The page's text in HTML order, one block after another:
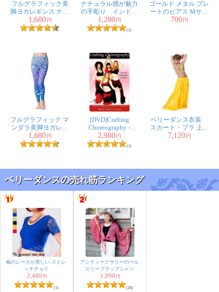
フルグラフィック美
脚ヨガレギンス ナチ
ュラル＆フラワー系 -
トロピカルリーフ
1,680 円
ナチュラル感が魅力
の手彫り インドの
木製トライバルピア
ス〔フェイクゲー
1,280 円
(1)
ゴールド メタル プレ
ートのピアス Mサイ
ズ
700 円
フルグラフィック マ
ンダラ美脚ヨガレギ
ンス - サイケデリック
マンダラ
1,680円
[DVD]Crafting
Choreography -
Starring Bellydance
Soulfire
2,980円
(1)
ベリーダンス衣装
スカート・ブラ 上下
セット
7,120円
ベリーダンスの売れ筋ランキング
袖のレースが美しい ストレ
ッチチョリ
2,480 円
(1)
アンティークサリーのベル
スリーブラップシャツ
1,990 円
(20)